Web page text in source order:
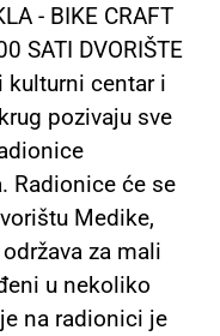
- BIKE CRAFT
SATI DVORIŠTE
kulturni centar i
pozivaju sve
Radionice će se
Medike,
za mali
u nekoliko
na radionici je